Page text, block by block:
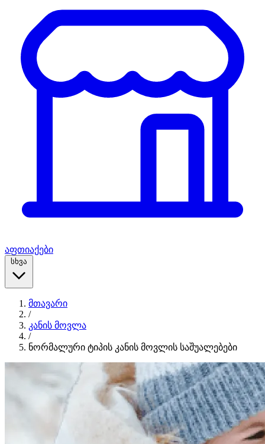
აფთიაქები
სხვა
მთავარი
/
კანის მოვლა
/
ნორმალური ტიპის კანის მოვლის საშუალებები